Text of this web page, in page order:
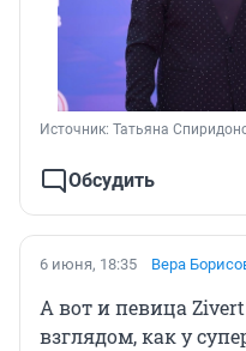
Источник: Татьяна
Обсудить
6 июня, 18:35 Вера
А вот и певица
взглядом, как у